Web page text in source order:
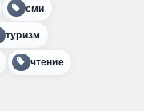
сми
туризм
чтение